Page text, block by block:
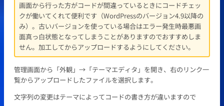
画面から行った方がコードが間違っているときにコードチェッ
クが働いてくれて便利です（WordPressのバージョン4.9以降の
み）。古いバージョンを使っている場合はエラー発生時最悪画
面真っ白状態となってしまうことがありますのでおすすめしま
せん。加工してからアップロードするようにしてください。
管理画面から「外観」→「テーマエディタ」を開き、右のリンク一
覧からアップロードしたファイルを選択します。
文字列の変更はテーマによってコードの書き方が違いますので